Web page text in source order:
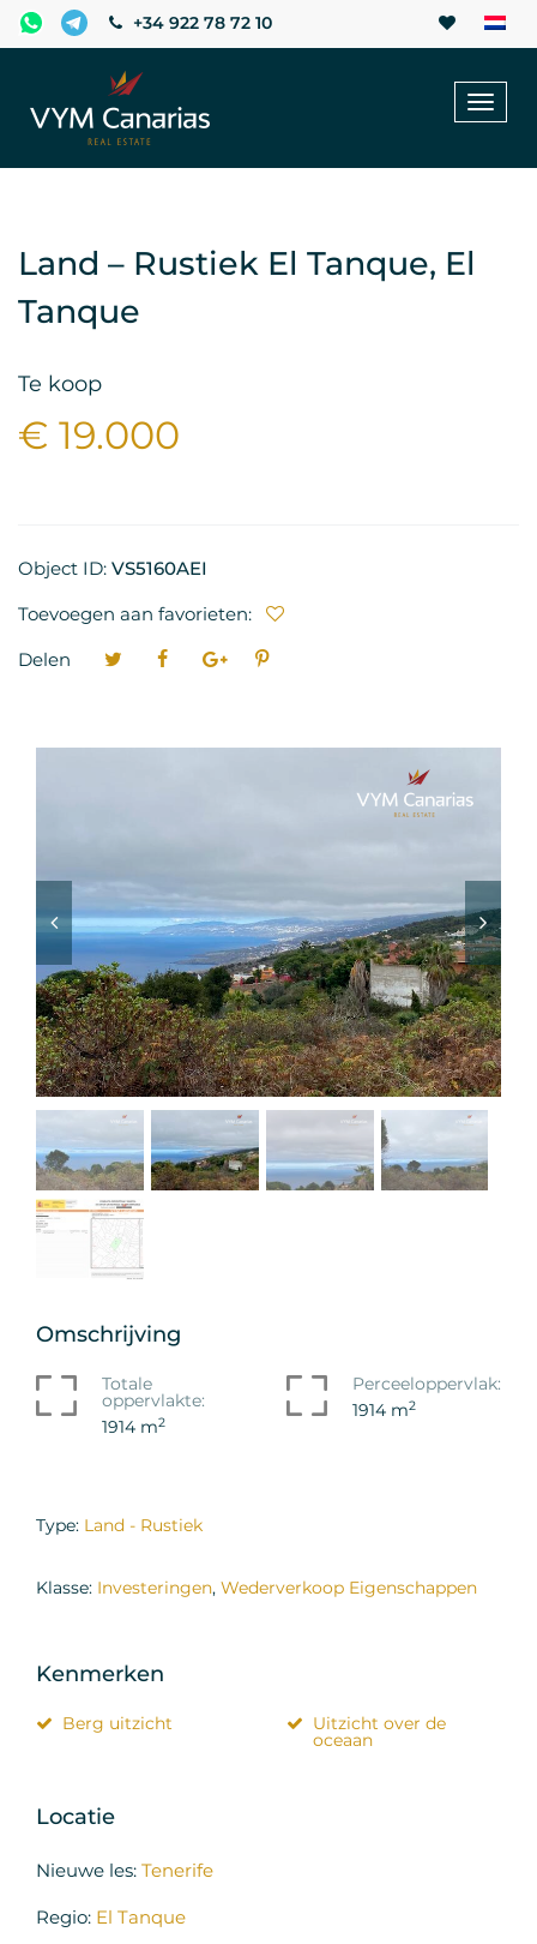
+34 922 78 72 10
Land – Rustiek El Tanque, El
Tanque
Te koop
€ 19.000
Object ID: VS5160AEI
Toevoegen aan favorieten:
Delen
Omschrijving
Totale
oppervlakte:
1914 m2
Perceeloppervlak:
1914 m2
Type: Land - Rustiek
Klasse: Investeringen, Wederverkoop Eigenschappen
Kenmerken
Berg uitzicht Uitzicht over de
oceaan
Locatie
Nieuwe les: Tenerife
Regio: El Tanque